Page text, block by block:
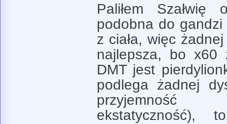
Paliłem
podobna do
z ciała, więc
najlepsza, bo x60
DMT jest
podlega żadnej
przyjemność
ekstatyczność),